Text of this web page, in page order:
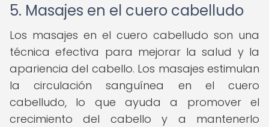
5. Masajes en el cuero cabelludo
Los masajes en el cuero cabelludo son una
técnica efectiva para mejorar la salud y la
apariencia del cabello. Los masajes estimulan
la circulación sanguínea en el cuero
cabelludo, lo que ayuda a promover el
crecimiento del cabello y a mantenerlo